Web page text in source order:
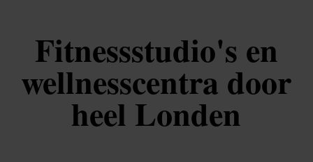
Fitnessstudio's en
wellnesscentra door
heel Londen